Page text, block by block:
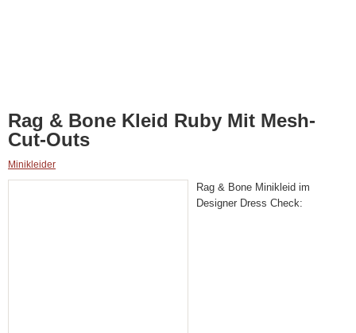
Rag & Bone Kleid Ruby Mit Mesh-
Cut-Outs
Minikleider
Rag & Bone Minikleid im
Designer Dress Check: